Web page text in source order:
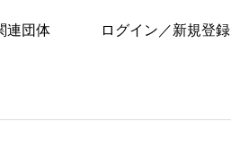
連団体 ログイン／新規登録